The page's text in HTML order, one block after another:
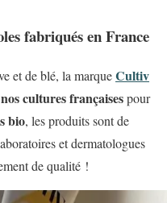
fabriqués en France
et de blé, la marqueCultiv
cultures françaisespour
bio, les produits sont de
et dermatologues
de qualité !